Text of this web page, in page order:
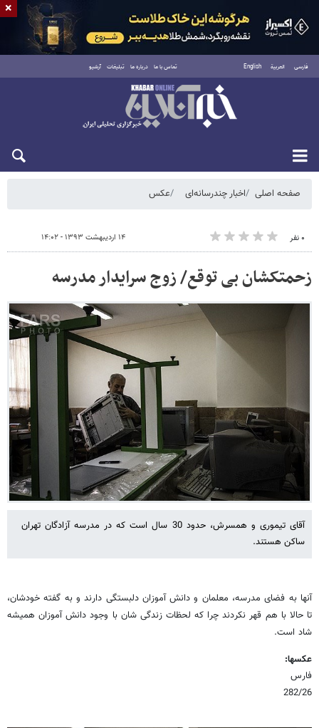
فارسی العربية English تماس با ما درباره ما تبلیغات آرشیو
شنبه ۱۷ مرداد ۱۴۰۵
صفحه اصلی اخبار چندرسانه‌ای عکس
۰ نفر ۱۴ اردیبهشت ۱۳۹۳ - ۱۴:۰۲
زحمتکشان بی توقع/ زوج سرایدار مدرسه
آقای تیموری و همسرش، حدود 30 سال است که در مدرسه آزادگان تهران
ساکن هستند.
آنها به فضای مدرسه، معلمان و دانش آموزان دلبستگی دارند و به گفته خودشان،
تا حالا با هم قهر نکردند چرا که لحظات زندگی شان با وجود دانش آموزان همیشه
شاد است.
عکسها:
فارس
282/26
×